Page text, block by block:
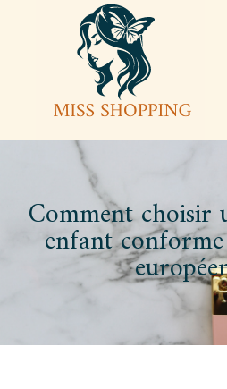
Comment
enfant